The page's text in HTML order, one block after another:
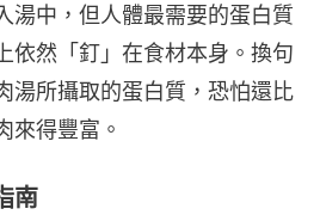
湯中，但人體最需要的蛋白質
依然「釘」在食材本身。換句
湯所攝取的蛋白質，恐怕還比
來得豐富。
南